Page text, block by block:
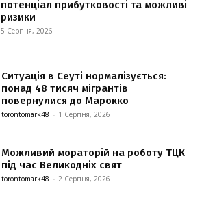
потенціал прибутковості та можливі
ризики
5 Серпня, 2026
Ситуація в Сеуті нормалізується:
понад 48 тисяч мігрантів
повернулися до Марокко
torontomark48 - 1 Серпня, 2026
Можливий мораторій на роботу ТЦК
під час Великодніх свят
torontomark48 - 2 Серпня, 2026